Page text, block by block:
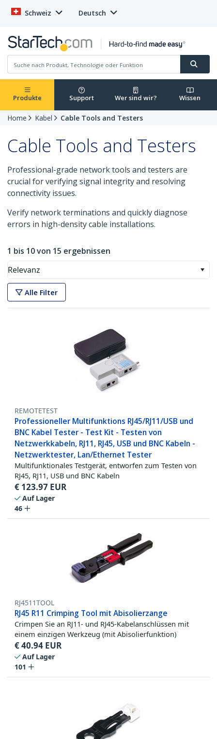
Schweiz Deutsch
Produkte Support Wer sind wir? Wissen
Home Kabel Cable Tools and Testers
Cable Tools and Testers
Professional-grade network tools and testers are
crucial for verifying signal integrity and resolving
connectivity issues.
Verify network terminations and quickly diagnose
errors in high-density cable installations.
1 bis 10 von 15 ergebnissen
Relevanz
Alle Filter
REMOTETEST
Professioneller Multifunktions RJ45/RJ11/USB und
BNC Kabel Tester - Test Kit - Testen von
Netzwerkkabeln, RJ11, RJ45, USB und BNC Kabeln -
Netzwerktester, Lan/Ethernet Tester
Multifunktionales Testgerät, entworfen zum Testen von
RJ45, RJ11, USB und BNC Kabeln
€ 123.97 EUR
Auf Lager
46
RJ4511TOOL
RJ45 R11 Crimping Tool mit Abisolierzange
Crimpen Sie an RJ11- und RJ45-Kabelanschlüssen mit
einem einzigen Werkzeug (mit Abisolierfunktion)
€40.94 EUR
Auf Lager
101